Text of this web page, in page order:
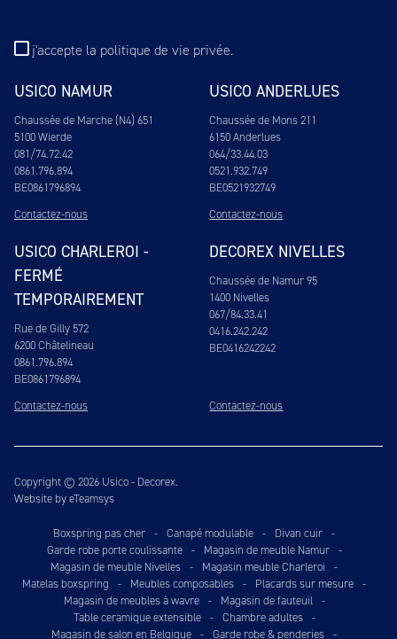
j'accepte la politique de vie privée.
USICO NAMUR
Chaussée de Marche (N4) 651
5100 Wierde
081/74.72.42
0861.796.894
BE0861796894
Contactez-nous
USICO ANDERLUES
Chaussée de Mons 211
6150 Anderlues
064/33.44.03
0521.932.749
BE0521932749
Contactez-nous
USICO CHARLEROI -
FERMÉ
TEMPORAIREMENT
Rue de Gilly 572
6200 Châtelineau
0861.796.894
BE0861796894
Contactez-nous
DECOREX NIVELLES
Chaussée de Namur 95
1400 Nivelles
067/84.33.41
0416.242.242
BE0416242242
Contactez-nous
Copyright © 2026 Usico - Decorex.
Website by eTeamsys
Boxspring pas cher - Canapé modulable - Divan cuir -
Garde robe porte coulissante
- Magasin de meuble Namur
-
Magasin de meuble Nivelles - Magasin meuble Charleroi
-
Matelas boxspring
- Meubles composables - Placards sur mesure -
Magasin de meubles à wavre
- Magasin de fauteuil
-
Table ceramique extensible
- Chambre adultes
-
Magasin de salon en Belgique - Garde robe & penderies -